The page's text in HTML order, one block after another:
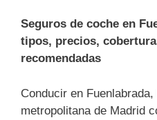
Seguros de coche en
tipos, precios,
recomendadas
Conducir en
metropolitana de Madrid